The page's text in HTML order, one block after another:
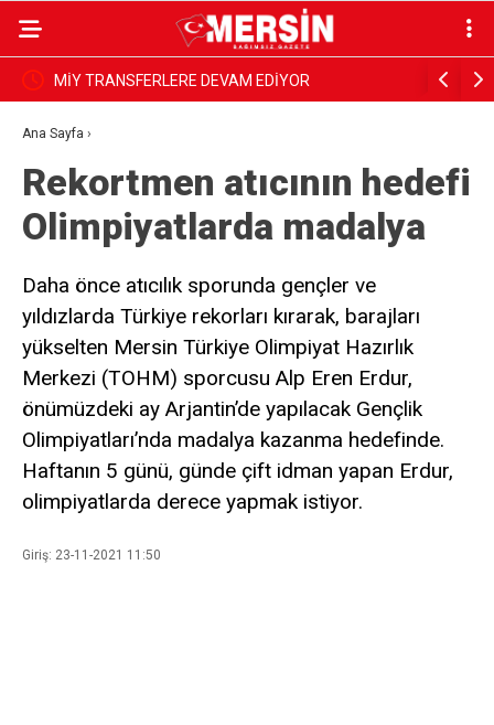
‘Yüzde 1’lik Kazanç İçin 17 Milyar Dolarlık Turizm
Riske Atılıyor’
Ana Sayfa ›
Rekortmen atıcının hedefi
Olimpiyatlarda madalya
Daha önce atıcılık sporunda gençler ve
yıldızlarda Türkiye rekorları kırarak, barajları
yükselten Mersin Türkiye Olimpiyat Hazırlık
Merkezi (TOHM) sporcusu Alp Eren Erdur,
önümüzdeki ay Arjantin’de yapılacak Gençlik
Olimpiyatları’nda madalya kazanma hedefinde.
Haftanın 5 günü, günde çift idman yapan Erdur,
olimpiyatlarda derece yapmak istiyor.
Giriş: 23-11-2021 11:50